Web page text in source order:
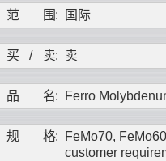
范 围: 国际
买 / 卖: 卖
品 名: Ferro
规 格:
FeMo70,
customer